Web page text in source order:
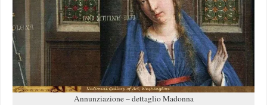
Annunziazione – dettaglio Madonna